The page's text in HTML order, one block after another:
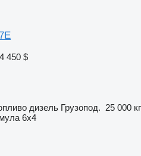
450 $
дизель Грузопод. 25 000 кг
6x4